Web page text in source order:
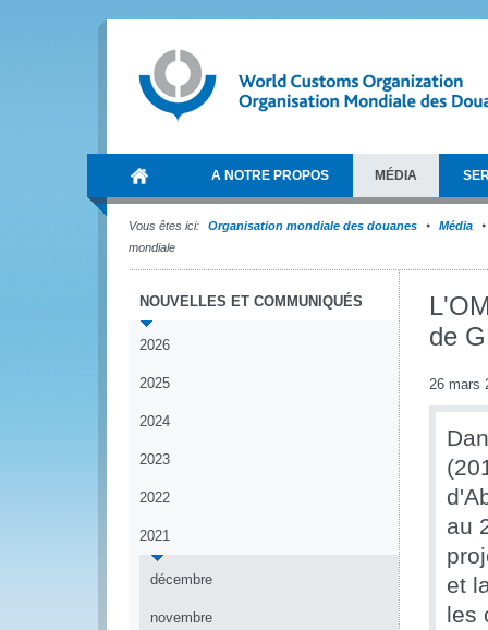
A NOTRE PROPOS MÉDIA
Vous êtes ici: Organisation mondiale des douanes
Média
mondiale
NOUVELLES ET COMMUNIQUÉS
2026
2025
2024
2023
2022
2021
décembre
novembre
de
26 mars
au
et
les